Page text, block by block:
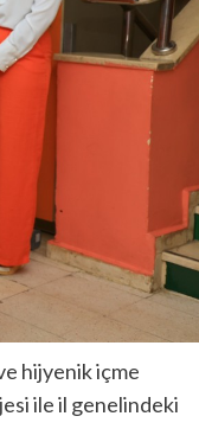
hijyenik içme
ile il genelindeki